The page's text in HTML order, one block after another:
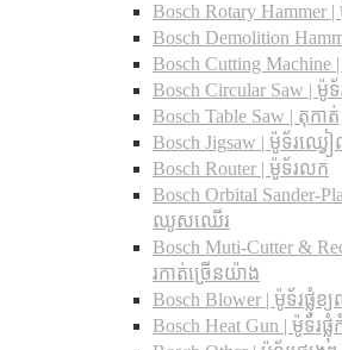
Bosch Rotary Hammer |
Bosch Demolition
Bosch Cutting Machine
Bosch Circular Saw | ម៉ូ
Bosch Table Saw | តុកាត់
Bosch Jigsaw | ម៉ូទ័រឈ្វ
Bosch Router | ម៉ូទ័រលក
Bosch Orbital Sander-
ឈូសឈើរ
Bosch Muti-Cutter &
រកាត់ច្រើនយ៉ាង
Bosch Blower | ម៉ូទ័រផ្លុំខ្
Bosch Heat Gun | ម៉ូទ័រផ្